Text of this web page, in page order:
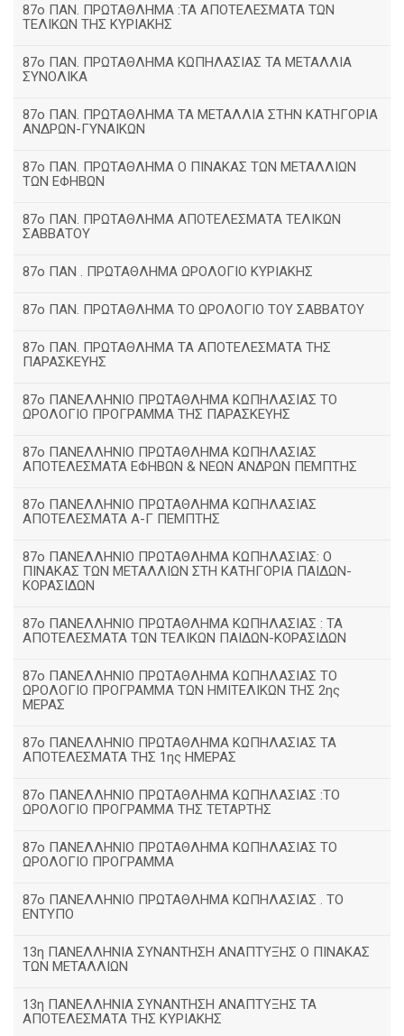
87ο ΠΑΝ. ΠΡΩΤΑΘΛΗΜΑ :ΤΑ ΑΠΟΤΕΛΕΣΜΑΤΑ ΤΩΝ
ΤΕΛΙΚΩΝ ΤΗΣ ΚΥΡΙΑΚΗΣ
87ο ΠΑΝ. ΠΡΩΤΑΘΛΗΜΑ ΚΩΠΗΛΑΣΙΑΣ ΤΑ ΜΕΤΑΛΛΙΑ
ΣΥΝΟΛΙΚΑ
87ο ΠΑΝ. ΠΡΩΤΑΘΛΗΜΑ ΤΑ ΜΕΤΑΛΛΙΑ ΣΤΗΝ ΚΑΤΗΓΟΡΙΑ
ΑΝΔΡΩΝ-ΓΥΝΑΙΚΩΝ
87ο ΠΑΝ. ΠΡΩΤΑΘΛΗΜΑ Ο ΠΙΝΑΚΑΣ ΤΩΝ ΜΕΤΑΛΛΙΩΝ
ΤΩΝ ΕΦΗΒΩΝ
87ο ΠΑΝ. ΠΡΩΤΑΘΛΗΜΑ ΑΠΟΤΕΛΕΣΜΑΤΑ ΤΕΛΙΚΩΝ
ΣΑΒΒΑΤΟΥ
87ο ΠΑΝ . ΠΡΩΤΑΘΛΗΜΑ ΩΡΟΛΟΓΙΟ ΚΥΡΙΑΚΗΣ
87ο ΠΑΝ. ΠΡΩΤΑΘΛΗΜΑ ΤΟ ΩΡΟΛΟΓΙΟ ΤΟΥ ΣΑΒΒΑΤΟΥ
87ο ΠΑΝ. ΠΡΩΤΑΘΛΗΜΑ ΤΑ ΑΠΟΤΕΛΕΣΜΑΤΑ ΤΗΣ
ΠΑΡΑΣΚΕΥΗΣ
87ο ΠΑΝΕΛΛΗΝΙΟ ΠΡΩΤΑΘΛΗΜΑ ΚΩΠΗΛΑΣΙΑΣ ΤΟ
ΩΡΟΛΟΓΙΟ ΠΡΟΓΡΑΜΜΑ ΤΗΣ ΠΑΡΑΣΚΕΥΗΣ
87ο ΠΑΝΕΛΛΗΝΙΟ ΠΡΩΤΑΘΛΗΜΑ ΚΩΠΗΛΑΣΙΑΣ
ΑΠΟΤΕΛΕΣΜΑΤΑ ΕΦΗΒΩΝ & ΝΕΩΝ ΑΝΔΡΩΝ ΠΕΜΠΤΗΣ
87ο ΠΑΝΕΛΛΗΝΙΟ ΠΡΩΤΑΘΛΗΜΑ ΚΩΠΗΛΑΣΙΑΣ
ΑΠΟΤΕΛΕΣΜΑΤΑ Α-Γ ΠΕΜΠΤΗΣ
87ο ΠΑΝΕΛΛΗΝΙΟ ΠΡΩΤΑΘΛΗΜΑ ΚΩΠΗΛΑΣΙΑΣ: Ο
ΠΙΝΑΚΑΣ ΤΩΝ ΜΕΤΑΛΛΙΩΝ ΣΤΗ ΚΑΤΗΓΟΡΙΑ ΠΑΙΔΩΝ-
ΚΟΡΑΣΙΔΩΝ
87ο ΠΑΝΕΛΛΗΝΙΟ ΠΡΩΤΑΘΛΗΜΑ ΚΩΠΗΛΑΣΙΑΣ : ΤΑ
ΑΠΟΤΕΛΕΣΜΑΤΑ ΤΩΝ ΤΕΛΙΚΩΝ ΠΑΙΔΩΝ-ΚΟΡΑΣΙΔΩΝ
87ο ΠΑΝΕΛΛΗΝΙΟ ΠΡΩΤΑΘΛΗΜΑ ΚΩΠΗΛΑΣΙΑΣ ΤΟ
ΩΡΟΛΟΓΙΟ ΠΡΟΓΡΑΜΜΑ ΤΩΝ ΗΜΙΤΕΛΙΚΩΝ ΤΗΣ 2ης
ΜΕΡΑΣ
87ο ΠΑΝΕΛΛΗΝΙΟ ΠΡΩΤΑΘΛΗΜΑ ΚΩΠΗΛΑΣΙΑΣ ΤΑ
ΑΠΟΤΕΛΕΣΜΑΤΑ ΤΗΣ 1ης ΗΜΕΡΑΣ
87ο ΠΑΝΕΛΛΗΝΙΟ ΠΡΩΤΑΘΛΗΜΑ ΚΩΠΗΛΑΣΙΑΣ :ΤΟ
ΩΡΟΛΟΓΙΟ ΠΡΟΓΡΑΜΜΑ ΤΗΣ ΤΕΤΑΡΤΗΣ
87ο ΠΑΝΕΛΛΗΝΙΟ ΠΡΩΤΑΘΛΗΜΑ ΚΩΠΗΛΑΣΙΑΣ ΤΟ
ΩΡΟΛΟΓΙΟ ΠΡΟΓΡΑΜΜΑ
87ο ΠΑΝΕΛΛΗΝΙΟ ΠΡΩΤΑΘΛΗΜΑ ΚΩΠΗΛΑΣΙΑΣ . ΤΟ
ΕΝΤΥΠΟ
13η ΠΑΝΕΛΛΗΝΙΑ ΣΥΝΑΝΤΗΣΗ ΑΝΑΠΤΥΞΗΣ Ο ΠΙΝΑΚΑΣ
ΤΩΝ ΜΕΤΑΛΛΙΩΝ
13η ΠΑΝΕΛΛΗΝΙΑ ΣΥΝΑΝΤΗΣΗ ΑΝΑΠΤΥΞΗΣ ΤΑ
ΑΠΟΤΕΛΕΣΜΑΤΑ ΤΗΣ ΚΥΡΙΑΚΗΣ